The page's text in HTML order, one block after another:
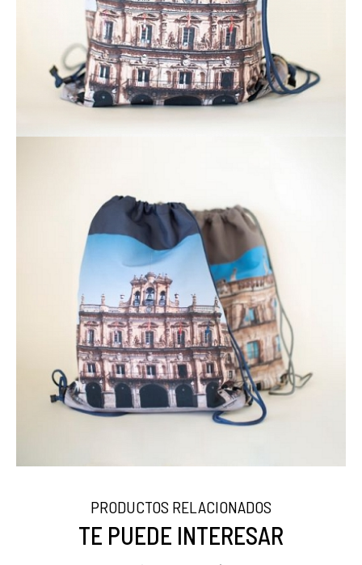
PRODUCTOS RELACIONADOS
TE PUEDE INTERESAR